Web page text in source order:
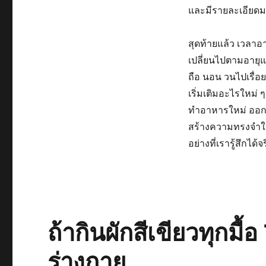
และมีรายละเอียด
สุดท้ายแล้ว เวลา
เปลี่ยนไปตามอายุ
ถือ นอน วนไปเรื่อ
เริ่มเติมอะไรใหม่
ทำอาหารใหม่ ออ
สร้างความทรงจำ
อย่างที่เรารู้สึกได้จ
ถ้ากินผักสีเขียวทุกมื้อ